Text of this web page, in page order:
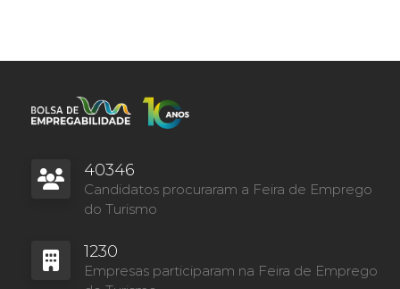
40346
Candidatos procuraram a Feira de Emprego
do Turismo
1230
Empresas participaram na Feira de Emprego